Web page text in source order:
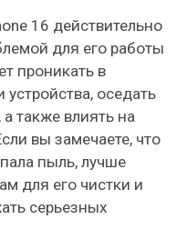
16 действительно
для его работы
проникать в
оседать
также влиять на
вы замечаете, что
пыль, лучше
для его чистки и
серьезных